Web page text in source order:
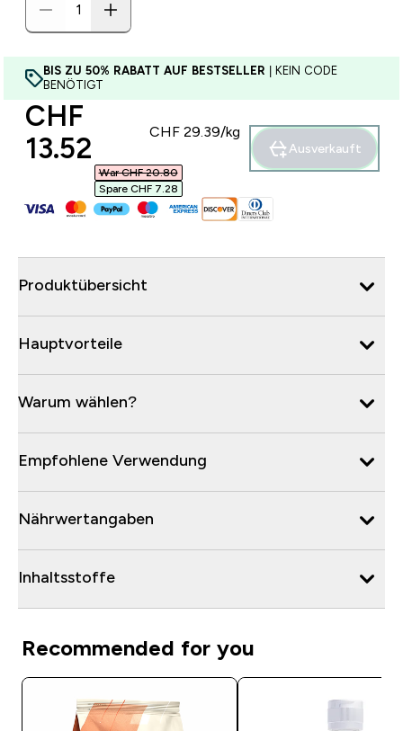
BIS ZU 50% RABATT AUF BESTSELLER | KEIN CODE
BENÖTIGT
discounted price
CHF
13.52‎
CHF 29.39‎/kg
War CHF 20.80‎
Spare CHF 7.28‎
Ausverkauft
Produktübersicht
Hauptvorteile
Warum wählen?
Empfohlene Verwendung
Nährwertangaben
Inhaltsstoffe
Recommended for you